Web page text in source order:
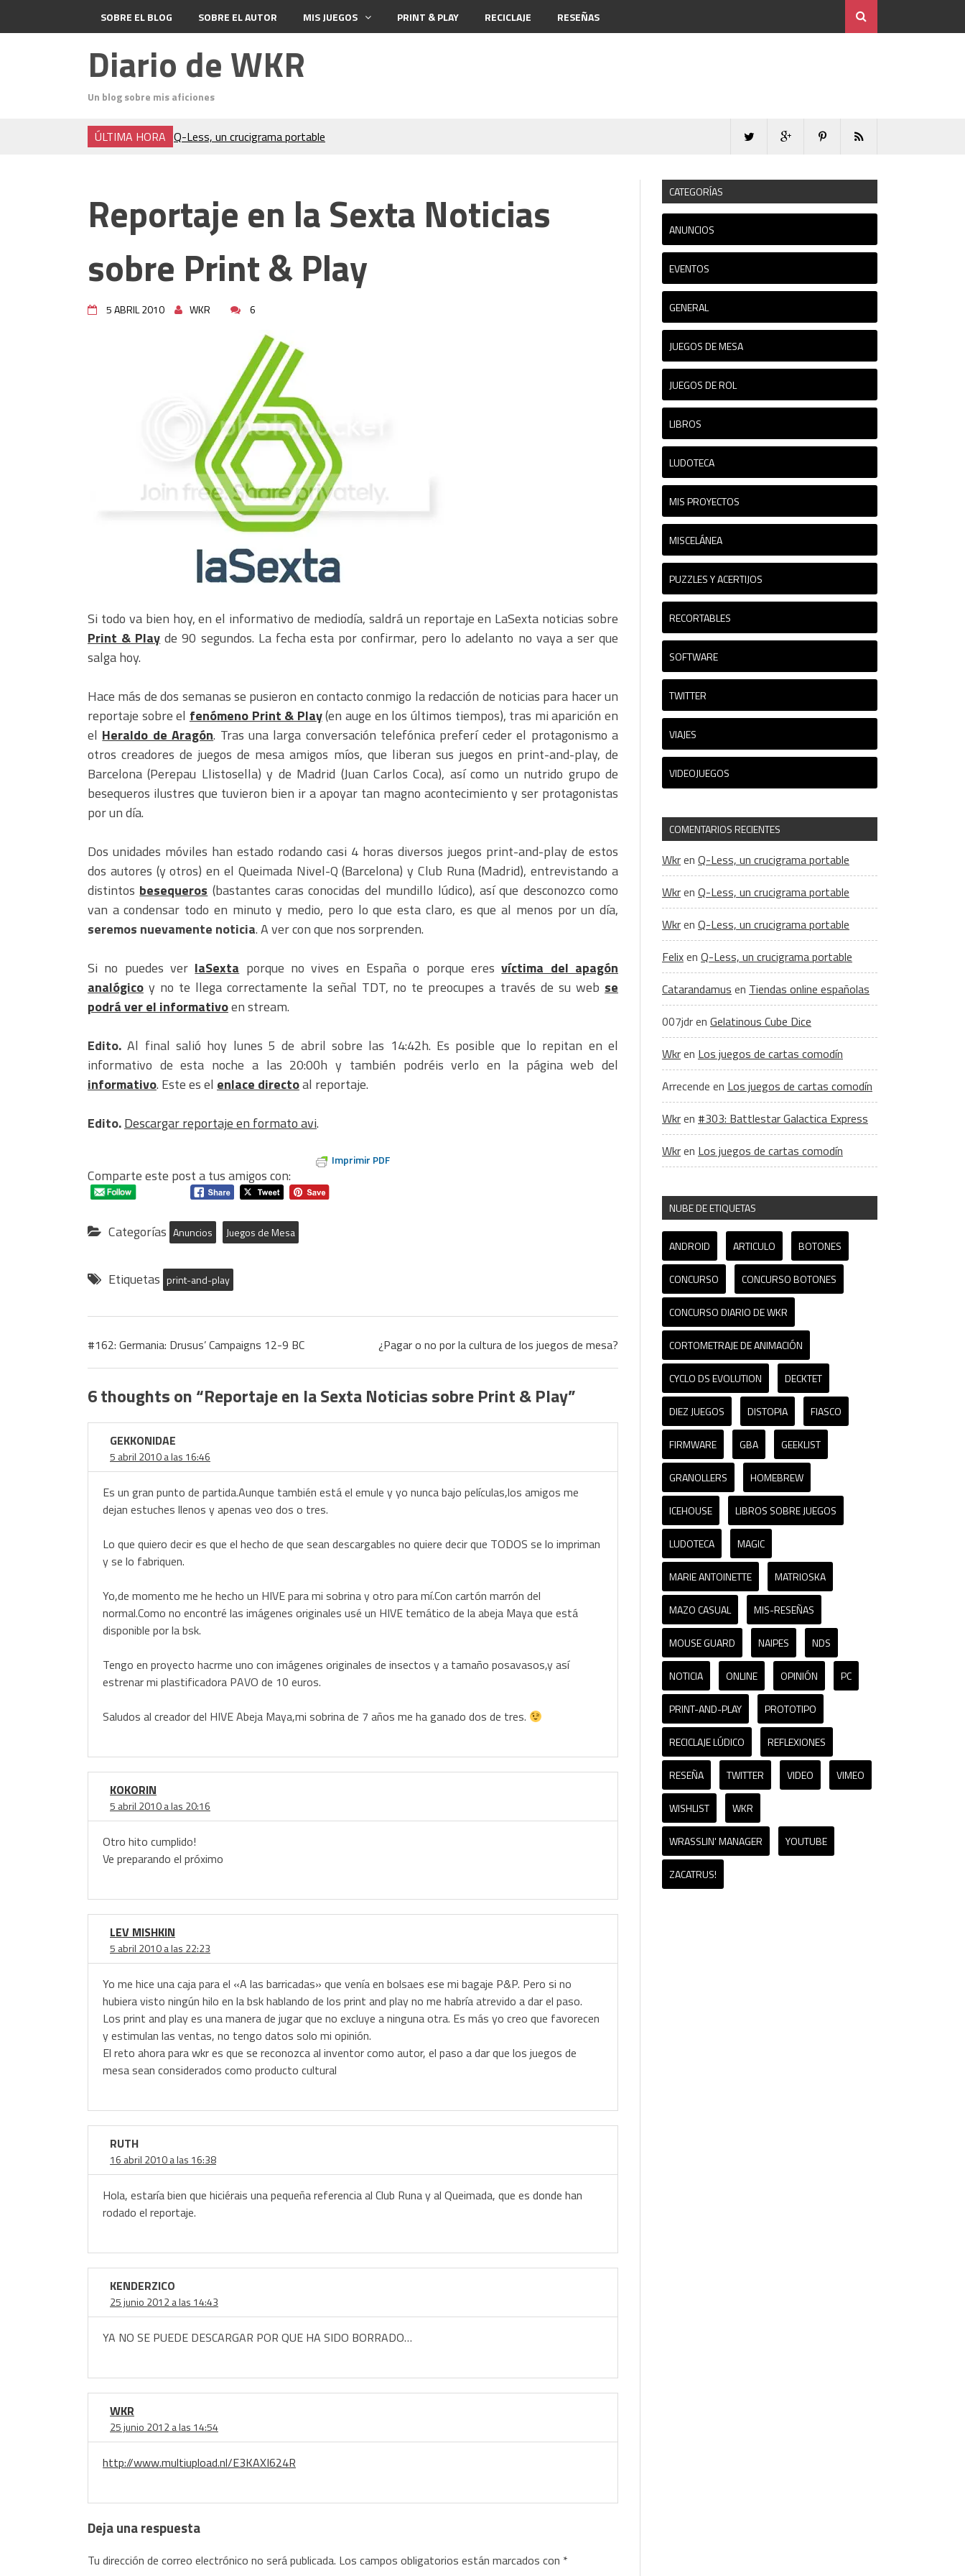
SOBRE EL BLOG SOBRE EL AUTOR MIS JUEGOS PRINT & PLAY RECICLAJE RESEÑAS
Diario de WKR
Un blog sobre mis aficiones
ÚLTIMA HORA Q-Less, un crucigrama portable
Charocracia
Flip 5 póquer
Odin (póquer)
En el Salón del Rey de la Montaña (Hardboiled)
Denia, 1,2,3 (hardboiled)
Reportaje en la Sexta Noticias
sobre Print & Play
5 ABRIL 2010 WKR 6
Si todo va bien hoy, en el informativo de mediodía, saldrá un reportaje en LaSexta noticias sobre
Print & Play de 90 segundos. La fecha esta por confirmar, pero lo adelanto no vaya a ser que
salga hoy.
Hace más de dos semanas se pusieron en contacto conmigo la redacción de noticias para hacer un
reportaje sobre el fenómeno Print & Play(en auge en los últimos tiempos), tras mi aparición en
el Heraldo de Aragón. Tras una larga conversación telefónica preferí ceder el protagonismo a
otros creadores de juegos de mesa amigos míos, que liberan sus juegos en print-and-play, de
Barcelona (Perepau Llistosella) y de Madrid (Juan Carlos Coca), así como un nutrido grupo de
besequeros ilustres que tuvieron bien ir a apoyar tan magno acontecimiento y ser protagonistas
por un día.
Dos unidades móviles han estado rodando casi 4 horas diversos juegos print-and-play de estos
dos autores (y otros) en el Queimada Nivel-Q (Barcelona) y Club Runa (Madrid), entrevistando a
distintos besequeros (bastantes caras conocidas del mundillo lúdico), así que desconozco como
van a condensar todo en minuto y medio, pero lo que esta claro, es que al menos por un día,
seremos nuevamente noticia. A ver con que nos sorprenden.
Si no puedes ver laSexta porque no vives en España o porque eresvíctima del apagón
analógico y no te llega correctamente la señal TDT, no te preocupes a través de su web se
podrá ver el informativoen stream.
Edito. Al final salió hoy lunes 5 de abril sobre las 14:42h. Es posible que lo repitan en el
informativo de esta noche a las 20:00h y también podréis verlo en la página web del
informativo. Este es el enlace directoal reportaje.
Edito.Descargar reportaje en formato avi.
Imprimir PDF
Comparte este post a tus amigos con:
Categorías Anuncios Juegos de Mesa
Etiquetas print-and-play
#162: Germania: Drusus’ Campaigns 12-9 BC ¿Pagar o no por la cultura de los juegos de mesa?
6 thoughts on “Reportaje en la Sexta Noticias sobre Print & Play”
GEKKONIDAE
5 abril 2010 a las 16:46
Es un gran punto de partida.Aunque también está el emule y yo nunca bajo películas,los amigos me
dejan estuches llenos y apenas veo dos o tres.
Lo que quiero decir es que el hecho de que sean descargables no quiere decir que TODOS se lo impriman
y se lo fabriquen.
Yo,de momento me he hecho un HIVE para mi sobrina y otro para mí.Con cartón marrón del
normal.Como no encontré las imágenes originales usé un HIVE temático de la abeja Maya que está
disponible por la bsk.
Tengo en proyecto hacrme uno con imágenes originales de insectos y a tamaño posavasos,y así
estrenar mi plastificadora PAVO de 10 euros.
Saludos al creador del HIVE Abeja Maya,mi sobrina de 7 años me ha ganado dos de tres.
KOKORIN
5 abril 2010 a las 20:16
Otro hito cumplido!
Ve preparando el próximo
LEV MISHKIN
5 abril 2010 a las 22:23
Yo me hice una caja para el «A las barricadas» que venía en bolsaes ese mi bagaje P&P. Pero si no
hubiera visto ningún hilo en la bsk hablando de los print and play no me habría atrevido a dar el paso.
Los print and play es una manera de jugar que no excluye a ninguna otra. Es más yo creo que favorecen
y estimulan las ventas, no tengo datos solo mi opinión.
El reto ahora para wkr es que se reconozca al inventor como autor, el paso a dar que los juegos de
mesa sean considerados como producto cultural
RUTH
16 abril 2010 a las 16:38
Hola, estaría bien que hiciérais una pequeña referencia al Club Runa y al Queimada, que es donde han
rodado el reportaje.
KENDERZICO
25 junio 2012 a las 14:43
YA NO SE PUEDE DESCARGAR POR QUE HA SIDO BORRADO…
WKR
25 junio 2012 a las 14:54
http://www.multiupload.nl/E3KAXI624R
Deja una respuesta
Tu dirección de correo electrónico no será publicada. Los campos obligatorios están marcados con *
CATEGORÍAS
ANUNCIOS
EVENTOS
GENERAL
JUEGOS DE MESA
JUEGOS DE ROL
LIBROS
LUDOTECA
MIS PROYECTOS
MISCELÁNEA
PUZZLES Y ACERTIJOS
RECORTABLES
SOFTWARE
TWITTER
VIAJES
VIDEOJUEGOS
COMENTARIOS RECIENTES
Wkren Q-Less, un crucigrama portable
Wkren Q-Less, un crucigrama portable
Wkren Q-Less, un crucigrama portable
Felixen Q-Less, un crucigrama portable
Catarandamus en Tiendas online españolas
007jdren Gelatinous Cube Dice
Wkren Los juegos de cartas comodín
Arrecende en Los juegos de cartas comodín
Wkren #303: Battlestar Galactica Express
Wkren Los juegos de cartas comodín
NUBE DE ETIQUETAS
ANDROID ARTICULO BOTONES
CONCURSO CONCURSO BOTONES
CONCURSO DIARIO DE WKR
CORTOMETRAJE DE ANIMACIÓN
CYCLO DS EVOLUTION DECKTET
DIEZ JUEGOS DISTOPIA FIASCO
FIRMWARE GBA GEEKLIST
GRANOLLERS HOMEBREW
ICEHOUSE LIBROS SOBRE JUEGOS
LUDOTECA MAGIC
MARIE ANTOINETTE MATRIOSKA
MAZO CASUAL MIS-RESEÑAS
MOUSE GUARD NAIPES NDS
NOTICIA ONLINE OPINIÓN PC
PRINT-AND-PLAY PROTOTIPO
RECICLAJE LÚDICO REFLEXIONES
RESEÑA TWITTER VIDEO VIMEO
WISHLIST WKR
WRASSLIN' MANAGER YOUTUBE
ZACATRUS!